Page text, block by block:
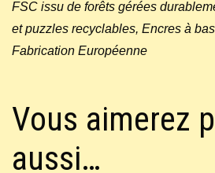
FSC issu de forêts gérées
et puzzles recyclables, Encres à
Fabrication Européenne
Vous aimerez
aussi…